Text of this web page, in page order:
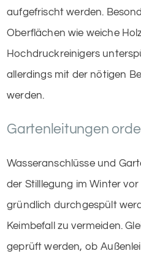
aufgefrischt werden.
Oberflächen wie weiche
Hochdruckreinigers
allerdings mit der nötigen
werden.
Gartenleitungen
Wasseranschlüsse und
der Stilllegung im Winter
gründlich durchgespült
Keimbefall zu vermeiden.
geprüft werden, ob